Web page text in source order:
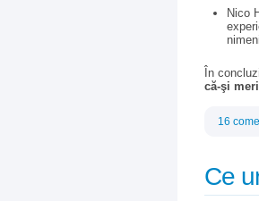
Nico
În
că-şi
16
Ce